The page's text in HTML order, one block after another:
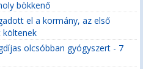
bökkenő
el a kormány, az első
költenek
olcsóbban gyógyszert - 7